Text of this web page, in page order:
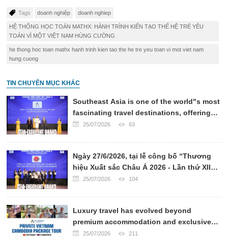
Tags doanh nghiệp doanh nghiep
HỆ THỐNG HỌC TOÁN MATHX: HÀNH TRÌNH KIẾN TẠO THẾ HỆ TRẺ YÊU
TOÁN VÌ MỘT VIỆT NAM HÙNG CƯỜNG
he thong hoc toan mathx hanh trinh kien tao the he tre yeu toan vi mot viet nam
hung cuong
TIN CHUYÊN MỤC KHÁC
Southeast Asia is one of the world"s most
fascinating travel destinations, offering
breathtaking landscapes, rich cultural
25/07/2026 63
Ngày 27/6/2026, tại lễ công bố “Thương
hiệu Xuất sắc Châu Á 2026 - Lần thứ XII”,
CÔNG TY VẬN CHUYỂN QUỐC TẾ PHAN
CHUYỂN UY TÍN CHÂU Á 2026.
25/07/2026 104
Luxury travel has evolved beyond
premium accommodation and exclusive
transportation. Today, sophisticated
25/07/2026 211